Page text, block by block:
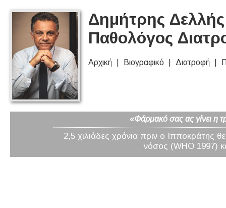
Δημήτρης
Παθολόγος
Αρχική Βιογραφικό Διατροφή
«Φάρμακό σας ας γίνει η
2,5 χιλιάδες χρόνια πριν ο Ιπποκράτης
νόσος (WHO 1997)